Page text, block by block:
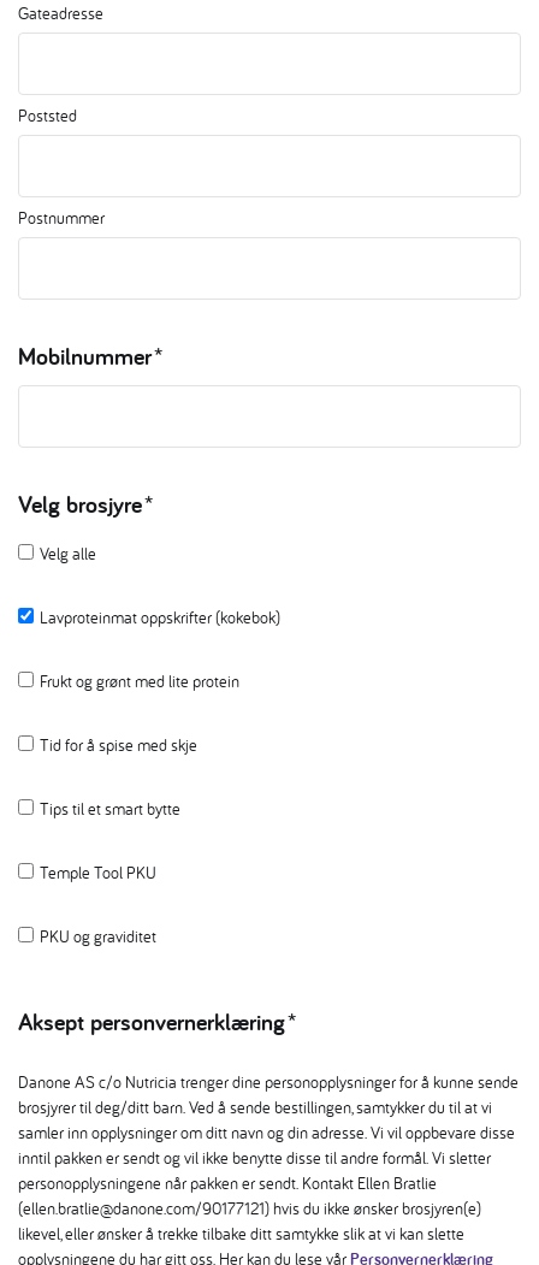
Gateadresse
Poststed
Postnummer
Mobilnummer*
Velg brosjyre*
Velg alle
Lavproteinmat oppskrifter (kokebok)
Frukt og grønt med lite protein
Tid for å spise med skje
Tips til et smart bytte
Temple Tool PKU
PKU og graviditet
Aksept personvernerklæring*
Danone AS c/o Nutricia trenger dine personopplysninger for å kunne sende
brosjyrer til deg/ditt barn. Ved å sende bestillingen, samtykker du til at vi
samler inn opplysninger om ditt navn og din adresse. Vi vil oppbevare disse
inntil pakken er sendt og vil ikke benytte disse til andre formål. Vi sletter
personopplysningene når pakken er sendt. Kontakt Ellen Bratlie
(ellen.bratlie@danone.com/90177121) hvis du ikke ønsker brosjyren(e)
likevel, eller ønsker å trekke tilbake ditt samtykke slik at vi kan slette
opplysningene du har gitt oss. Her kan du lese vårPersonvernerklæring